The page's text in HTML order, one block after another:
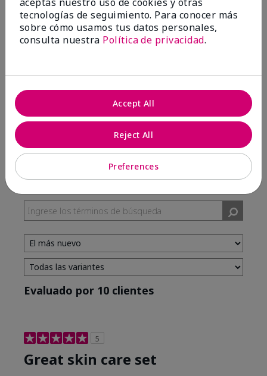
100%
Evaluado por 10 clientes
5
Great skin care set
tecnologías de seguimiento. Para conocer más
sobre cómo usamos tus datos personales,
consulta nuestra Política de privacidad.
Preferences
Reject All
Accept All